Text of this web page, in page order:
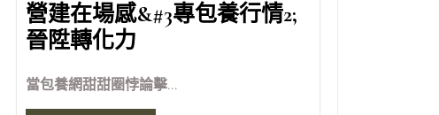
營建在場感&#3專包養行情2;
晉陞轉化力
當包養網甜甜圈悖論擊...